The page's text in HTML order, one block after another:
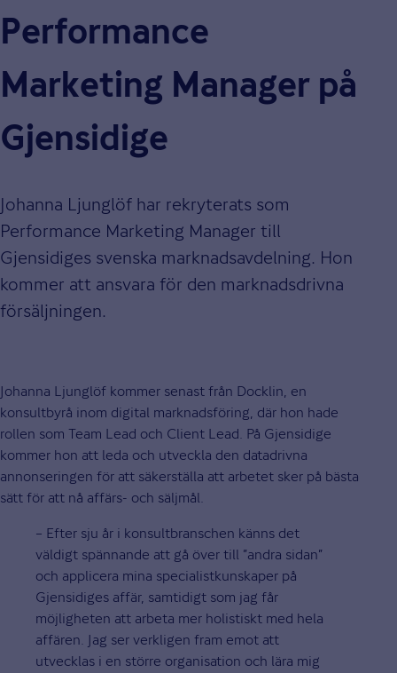
Performance
Marketing Manager på
Gjensidige
Johanna Ljunglöf har rekryterats som
Performance Marketing Manager till
Gjensidiges svenska marknadsavdelning. Hon
kommer att ansvara för den marknadsdrivna
försäljningen.
Johanna Ljunglöf kommer senast från Docklin, en
konsultbyrå inom digital marknadsföring, där hon hade
rollen som Team Lead och Client Lead. På Gjensidige
kommer hon att leda och utveckla den datadrivna
annonseringen för att säkerställa att arbetet sker på bästa
sätt för att nå affärs- och säljmål.
– Efter sju år i konsultbranschen känns det
väldigt spännande att gå över till ”andra sidan”
och applicera mina specialistkunskaper på
Gjensidiges affär, samtidigt som jag får
möjligheten att arbeta mer holistiskt med hela
affären. Jag ser verkligen fram emot att
utvecklas i en större organisation och lära mig